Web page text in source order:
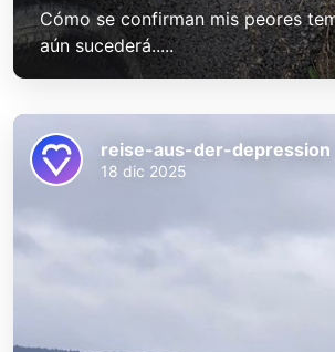
Cómo se confirman mis peores
aún sucederá.....
reise-aus-der-depression
18 dic 2025